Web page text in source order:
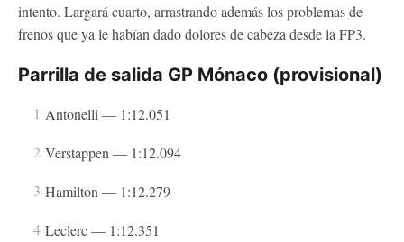
intento. Largará cuarto, arrastrando además los problemas de
frenos que ya le habían dado dolores de cabeza desde la FP3.
Parrilla de salida GP Mónaco (provisional)
Antonelli — 1:12.051
Verstappen — 1:12.094
Hamilton — 1:12.279
Leclerc — 1:12.351